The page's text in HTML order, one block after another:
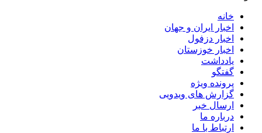
خانه
اخبار ایران و جهان
اخبار دزفول
اخبار خوزستان
یادداشت
گفتگو
پرونده ویژه
گزارش های ویدویی
ارسال خبر
درباره ما
ارتباط با ما